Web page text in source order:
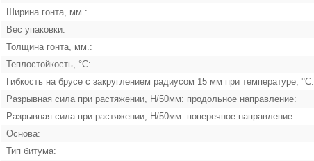
Ширина гонта, мм.:
Вес упаковки:
Толщина гонта, мм.:
Теплостойкость, °C:
Гибкость на брусе с закруглением радиусом 15 мм при температуре, °C:
Разрывная сила при растяжении, Н/50мм: продольное направление:
Разрывная сила при растяжении, Н/50мм: поперечное направление:
Основа:
Тип битума: